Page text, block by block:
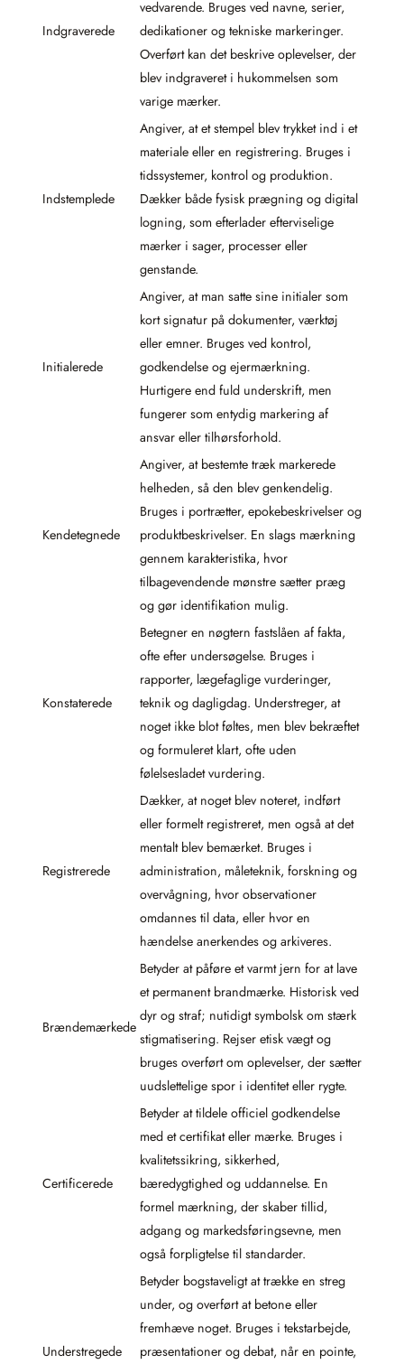
Indgraverede
vedvarende. Bruges ved navne, serier,
dedikationer og tekniske markeringer.
Overført kan det beskrive oplevelser, der
blev indgraveret i hukommelsen som
varige mærker.
Indstemplede
Angiver, at et stempel blev trykket ind i et
materiale eller en registrering. Bruges i
tidssystemer, kontrol og produktion.
Dækker både fysisk prægning og digital
logning, som efterlader efterviselige
mærker i sager, processer eller
genstande.
Initialerede
Angiver, at man satte sine initialer som
kort signatur på dokumenter, værktøj
eller emner. Bruges ved kontrol,
godkendelse og ejermærkning.
Hurtigere end fuld underskrift, men
fungerer som entydig markering af
ansvar eller tilhørsforhold.
Kendetegnede
Angiver, at bestemte træk markerede
helheden, så den blev genkendelig.
Bruges i portrætter, epokebeskrivelser og
produktbeskrivelser. En slags mærkning
gennem karakteristika, hvor
tilbagevendende mønstre sætter præg
og gør identifikation mulig.
Konstaterede
Betegner en nøgtern fastslåen af fakta,
ofte efter undersøgelse. Bruges i
rapporter, lægefaglige vurderinger,
teknik og dagligdag. Understreger, at
noget ikke blot føltes, men blev bekræftet
og formuleret klart, ofte uden
følelsesladet vurdering.
Registrerede
Dækker, at noget blev noteret, indført
eller formelt registreret, men også at det
mentalt blev bemærket. Bruges i
administration, måleteknik, forskning og
overvågning, hvor observationer
omdannes til data, eller hvor en
hændelse anerkendes og arkiveres.
Brændemærkede
Betyder at påføre et varmt jern for at lave
et permanent brandmærke. Historisk ved
dyr og straf; nutidigt symbolsk om stærk
stigmatisering. Rejser etisk vægt og
bruges overført om oplevelser, der sætter
uudslettelige spor i identitet eller rygte.
Certificerede
Betyder at tildele officiel godkendelse
med et certifikat eller mærke. Bruges i
kvalitetssikring, sikkerhed,
bæredygtighed og uddannelse. En
formel mærkning, der skaber tillid,
adgang og markedsføringsevne, men
også forpligtelse til standarder.
Understregede
Betyder bogstaveligt at trække en streg
under, og overført at betone eller
fremhæve noget. Bruges i tekstarbejde,
præsentationer og debat, når en pointe,